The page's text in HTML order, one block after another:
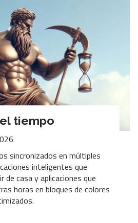
tiempo
sincronizados en múltiples
inteligentes que
de casa y aplicaciones que
horas en bloques de colores